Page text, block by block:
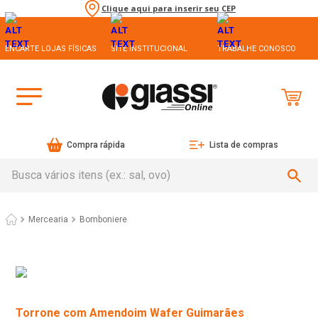
Clique aqui para inserir seu CEP
ENCARTE LOJAS FÍSICAS SITE INSTITUCIONAL TRABALHE CONOSCO
Compra rápida Lista de compras
Mercearia Bomboniere
Torrone com Amendoim Wafer Guimarães